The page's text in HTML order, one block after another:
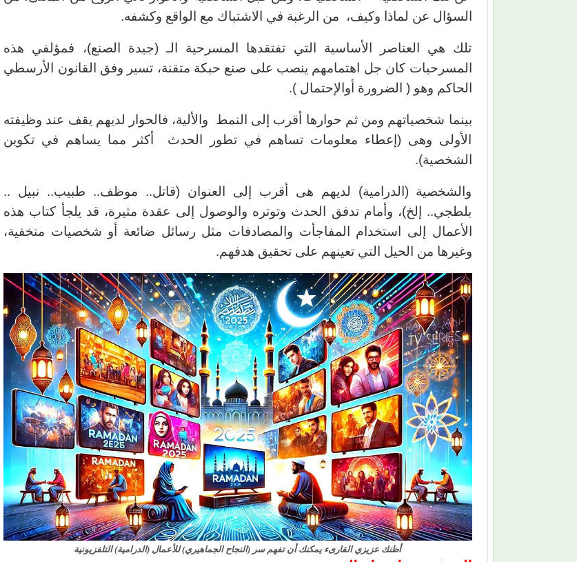
السؤال عن لماذا وكيف، من الرغبة في الاشتباك مع الواقع وكشفه.
تلك هي العناصر الأساسية التي تفتقدها المسرحية الـ (جيدة الصنع)، فمؤلفي هذه
المسرحيات كان جل اهتمامهم ينصب على صنع حبكة متقنة، تسير وفق القانون الأرسطي
الحاكم وهو ( الضرورة أوالإحتمال ).
بينما شخصياتهم ومن ثم حوارها أقرب إلى النمط والألية، فالحوار لديهم يقف عند وظيفته
الأولى وهى (إعطاء معلومات تساهم في تطور الحدث أكثر مما يساهم في تكوين
الشخصية).
والشخصية (الدرامية) لديهم هى أقرب إلى العنوان (قاتل.. موظف.. طبيب.. نبيل ..
بلطجي.. إلخ)، وأمام تدفق الحدث وتوتره والوصول إلى عقدة مثيرة، قد يلجأ كتاب هذه
الأعمال إلى استخدام المفاجأت والمصادفات مثل رسائل ضائعة أو شخصيات متخفية،
وغيرها من الحيل التي تعينهم على تحقيق هدفهم.
أظنك عزيزي القارىء يمكنك أن تفهم سر (النجاح الجماهيري) للأعمال (الدرامية) التلفزيونية